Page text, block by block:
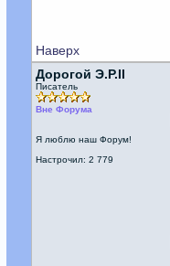
Наверх
Дорогой Э.Р.II
Писатель
Вне Форума
Я люблю наш Форум!
Настрочил: 2 779